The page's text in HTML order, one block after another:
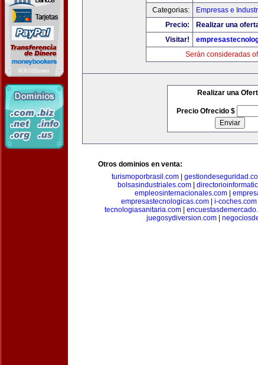
Categorias:
Empresas e
Precio:
Realizar una
Visitar!
Serán consideradas
Realizar una
Precio Ofrecido $
Otros dominios en venta:
turismoporbrasil.com|
bolsasindustriales.com
empleosinternacionales.com
empresastecnologicas.com
i-coches.com
tecnologiasanitaria.com|
juegosydiversion.com|